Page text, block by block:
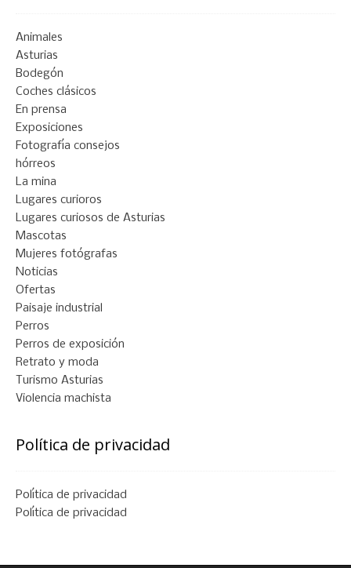
Animales
Asturias
Bodegón
Coches clásicos
En prensa
Exposiciones
Fotografía consejos
hórreos
La mina
Lugares curioros
Lugares curiosos de Asturias
Mascotas
Mujeres fotógrafas
Noticias
Ofertas
Paisaje industrial
Perros
Perros de exposición
Retrato y moda
Turismo Asturias
Violencia machista
Política de privacidad
Política de privacidad
Política de privacidad